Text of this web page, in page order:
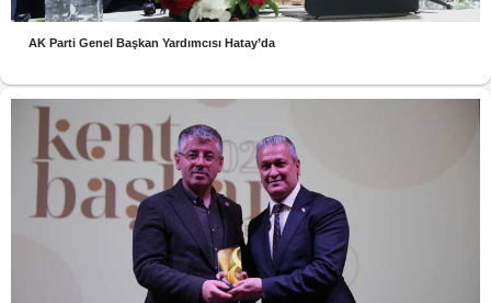
AK Parti Genel Başkan Yardımcısı Hatay’da